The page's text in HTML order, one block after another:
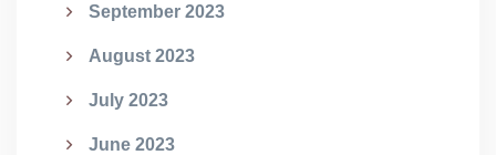
September 2023
August 2023
July 2023
June 2023